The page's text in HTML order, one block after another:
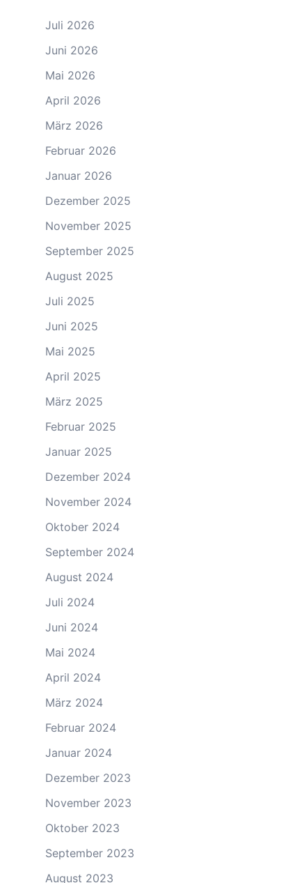
Juli 2026
Juni 2026
Mai 2026
April 2026
März 2026
Februar 2026
Januar 2026
Dezember 2025
November 2025
September 2025
August 2025
Juli 2025
Juni 2025
Mai 2025
April 2025
März 2025
Februar 2025
Januar 2025
Dezember 2024
November 2024
Oktober 2024
September 2024
August 2024
Juli 2024
Juni 2024
Mai 2024
April 2024
März 2024
Februar 2024
Januar 2024
Dezember 2023
November 2023
Oktober 2023
September 2023
August 2023